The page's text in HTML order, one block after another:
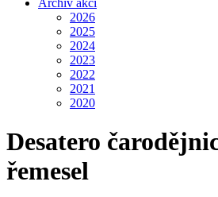
Archiv akcí
2026
2025
2024
2023
2022
2021
2020
Desatero
řemesel